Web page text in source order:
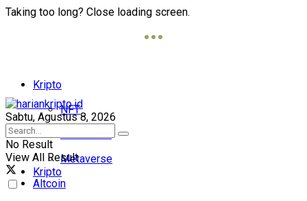
Taking too long? Close loading screen.
Kripto
NFT
Blockchain
Metaverse
Altcoin
Sabtu, Agustus 8, 2026
No Result
View All Result
Kripto